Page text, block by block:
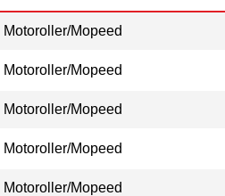
Motoroller/Mopeed
Motoroller/Mopeed
Motoroller/Mopeed
Motoroller/Mopeed
Motoroller/Mopeed